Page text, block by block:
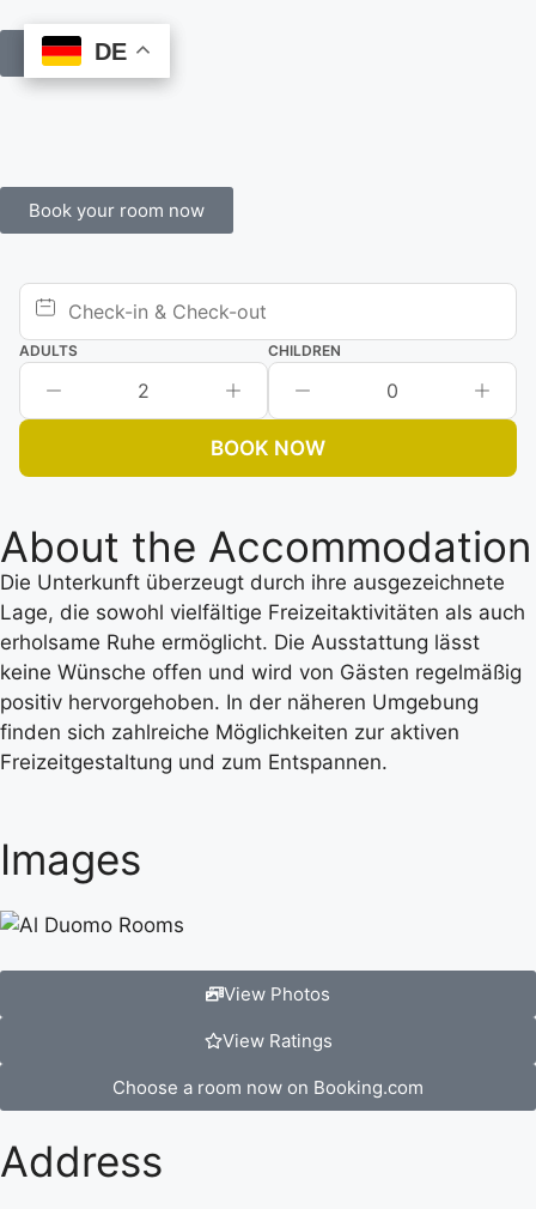
Book Online
Book your room now
ADULTS
2
CHILDREN
0
BOOK NOW
About the Accommodation
Die Unterkunft überzeugt durch ihre ausgezeichnete
Lage, die sowohl vielfältige Freizeitaktivitäten als auch
erholsame Ruhe ermöglicht. Die Ausstattung lässt
keine Wünsche offen und wird von Gästen regelmäßig
positiv hervorgehoben. In der näheren Umgebung
finden sich zahlreiche Möglichkeiten zur aktiven
Freizeitgestaltung und zum Entspannen.
Images
View Photos
View Ratings
Choose a room now on Booking.com
Address
DE
DE